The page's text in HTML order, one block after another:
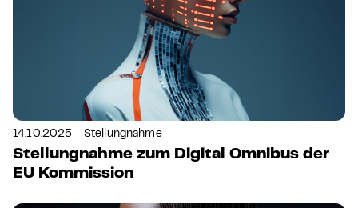
14.10.2025 – Stellungnahme
Stellungnahme zum Digital Omnibus der
EU Kommission